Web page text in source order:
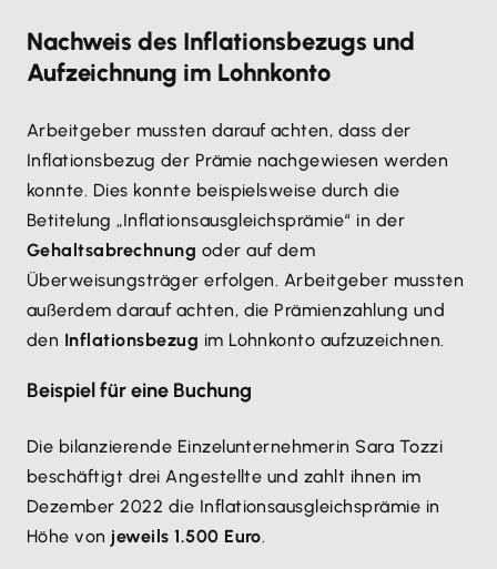
Nachweis des Inflationsbezugs und
Aufzeichnung im Lohnkonto
Arbeitgeber mussten darauf achten, dass der
Inflationsbezug der Prämie nachgewiesen werden
konnte. Dies konnte beispielsweise durch die
Betitelung „Inflationsausgleichsprämie“ in der
Gehaltsabrechnung oder auf dem
Überweisungsträger erfolgen. Arbeitgeber mussten
außerdem darauf achten, die Prämienzahlung und
den Inflationsbezug im Lohnkonto aufzuzeichnen.
Beispiel für eine Buchung
Die bilanzierende Einzelunternehmerin Sara Tozzi
beschäftigt drei Angestellte und zahlt ihnen im
Dezember 2022 die Inflationsausgleichsprämie in
Höhe von jeweils 1.500 Euro.